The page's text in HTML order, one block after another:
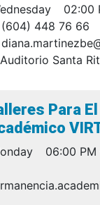
02:00
448 76 66
Santa
Para
06:00